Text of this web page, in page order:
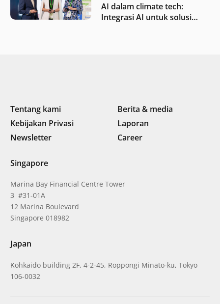
AI dalam climate tech:
Integrasi AI untuk solusi
Tentang kami
Berita & media
Kebijakan Privasi
Laporan
Newsletter
Career
Singapore
Marina Bay Financial Centre Tower
3 #31-01A
12 Marina Boulevard
Singapore 018982
Japan
Kohkaido building 2F, 4-2-45, Roppongi Minato-ku, Tokyo
106-0032